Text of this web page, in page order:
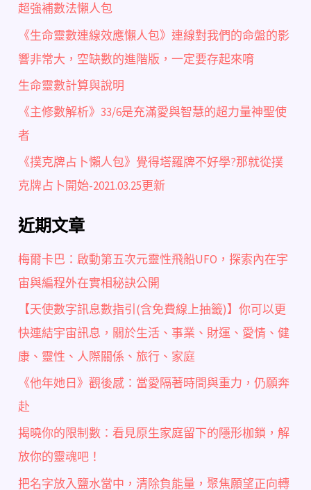
超強補數法懶人包
《生命靈數連線效應懶人包》連線對我們的命盤的影
響非常大，空缺數的進階版，一定要存起來唷
生命靈數計算與說明
《主修數解析》33/6是充滿愛與智慧的超力量神聖使
者
《撲克牌占卜懶人包》覺得塔羅牌不好學?那就從撲
克牌占卜開始-2021.03.25更新
近期文章
梅爾卡巴：啟動第五次元靈性飛船UFO，探索內在宇
宙與編程外在實相秘訣公開
【天使數字訊息數指引(含免費線上抽籤)】你可以更
快連結宇宙訊息，關於生活、事業、財運、愛情、健
康、靈性、人際關係、旅行、家庭
《他年她日》觀後感：當愛隔著時間與重力，仍願奔
赴
揭曉你的限制數：看見原生家庭留下的隱形枷鎖，解
放你的靈魂吧！
把名字放入鹽水當中，清除負能量，聚焦願望正向轉